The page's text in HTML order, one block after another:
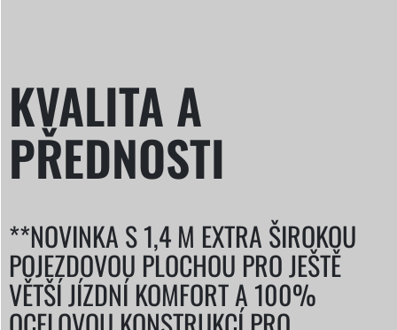
KVALITA A
PŘEDNOSTI
**NOVINKA S 1,4 M EXTRA ŠIROKOU
POJEZDOVOU PLOCHOU PRO JEŠTĚ
VĚTŠÍ JÍZDNÍ KOMFORT A 100%